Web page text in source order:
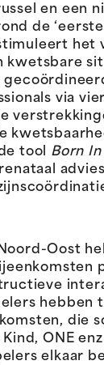
en een
de
het
kwetsbare
via
tool Born
Oost
hebben
die
ONE
elkaar